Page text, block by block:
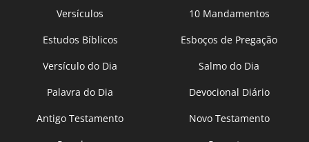
Versículos
10 Mandamentos
Estudos Bíblicos
Esboços de Pregação
Versículo do Dia
Salmo do Dia
Palavra do Dia
Devocional Diário
Antigo Testamento
Novo Testamento